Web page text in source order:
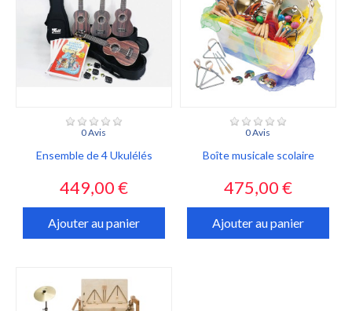
0 Avis
Ensemble de 4 Ukulélés
Prix
449,00 €
Ajouter au panier
0 Avis
Boîte musicale scolaire
Prix
475,00 €
Ajouter au panier